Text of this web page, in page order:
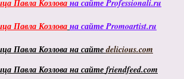
Павла Козлова на сайте Professionali.ru
Павла Козлова на сайтеPromoartist.ru
Павла Козлова на сайтеdelicious.com
Павла Козлова на сайте friendfeed.com